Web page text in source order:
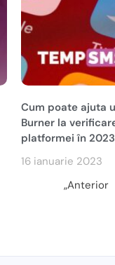
Cum poate ajuta
Burner la
platformei în
16 ianuarie 2023
„Anterior